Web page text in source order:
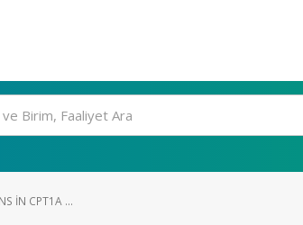
IN CPT1A ...